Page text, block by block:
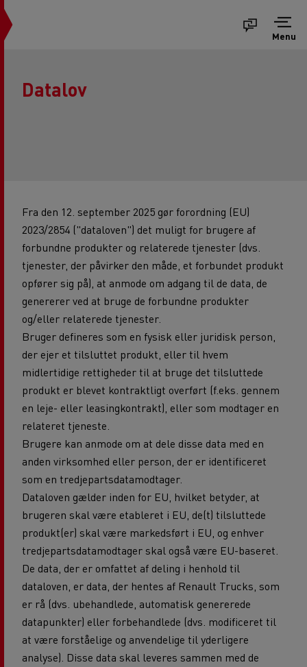
Menu
Datalov
Fra den 12. september 2025 gør forordning (EU)
2023/2854 ("dataloven") det muligt for brugere af
forbundne produkter og relaterede tjenester (dvs.
tjenester, der påvirker den måde, et forbundet produkt
opfører sig på), at anmode om adgang til de data, de
genererer ved at bruge de forbundne produkter
og/eller relaterede tjenester.
Bruger defineres som en fysisk eller juridisk person,
der ejer et tilsluttet produkt, eller til hvem
midlertidige rettigheder til at bruge det tilsluttede
produkt er blevet kontraktligt overført (f.eks. gennem
en leje- eller leasingkontrakt), eller som modtager en
relateret tjeneste.
Brugere kan anmode om at dele disse data med en
anden virksomhed eller person, der er identificeret
som en tredjepartsdatamodtager.
Dataloven gælder inden for EU, hvilket betyder, at
brugeren skal være etableret i EU, de(t) tilsluttede
produkt(er) skal være markedsført i EU, og enhver
tredjepartsdatamodtager skal også være EU-baseret.
De data, der er omfattet af deling i henhold til
dataloven, er data, der hentes af Renault Trucks, som
er rå (dvs. ubehandlede, automatisk genererede
datapunkter) eller forbehandlede (dvs. modificeret til
at være forståelige og anvendelige til yderligere
analyse). Disse data skal leveres sammen med de